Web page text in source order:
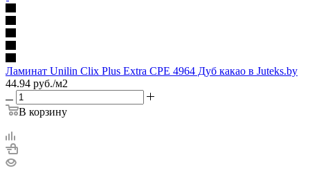
Ламинат Unilin Clix Plus Extra CPE 4964 Дуб какао в Juteks.by
44.94 руб./м2
В корзину